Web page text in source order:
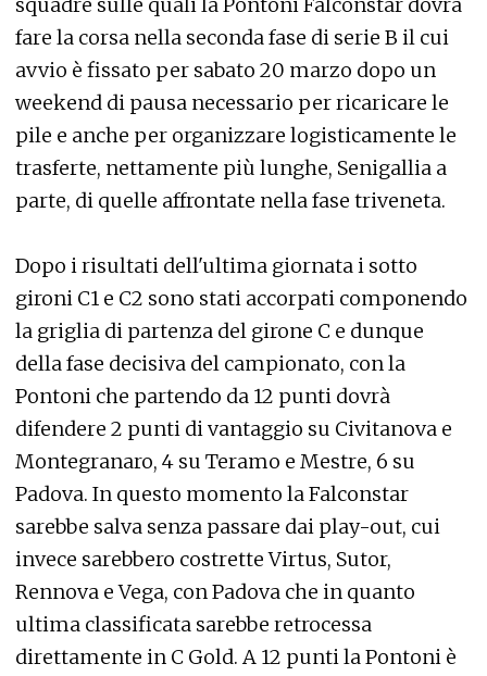
fare la corsa nella seconda fase di serie B il cui
avvio è fissato per sabato 20 marzo dopo un
weekend di pausa necessario per ricaricare le
pile e anche per organizzare logisticamente le
trasferte, nettamente più lunghe, Senigallia a
parte, di quelle affrontate nella fase triveneta.
Dopo i risultati dell'ultima giornata i sotto
gironi C1 e C2 sono stati accorpati componendo
la griglia di partenza del girone C e dunque
della fase decisiva del campionato, con la
Pontoni che partendo da 12 punti dovrà
difendere 2 punti di vantaggio su Civitanova e
Montegranaro, 4 su Teramo e Mestre, 6 su
Padova. In questo momento la Falconstar
sarebbe salva senza passare dai play-out, cui
invece sarebbero costrette Virtus, Sutor,
Rennova e Vega, con Padova che in quanto
ultima classificata sarebbe retrocessa
direttamente in C Gold. A 12 punti la Pontoni è